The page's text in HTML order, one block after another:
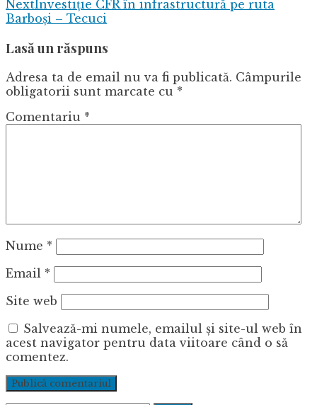
NextInvestiție CFR în infrastructură pe ruta
Barboși – Tecuci
Lasă un răspuns
Adresa ta de email nu va fi publicată. Câmpurile
obligatorii sunt marcate cu *
Comentariu *
Nume *
Email *
Site web
Salvează-mi numele, emailul și site-ul web în
acest navigator pentru data viitoare când o să
comentez.